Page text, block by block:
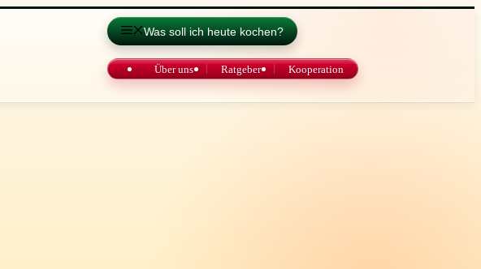
Was soll ich heute kochen?
Über uns Ratgeber Kooperation